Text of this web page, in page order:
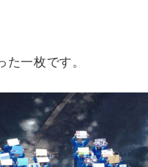
一枚です。